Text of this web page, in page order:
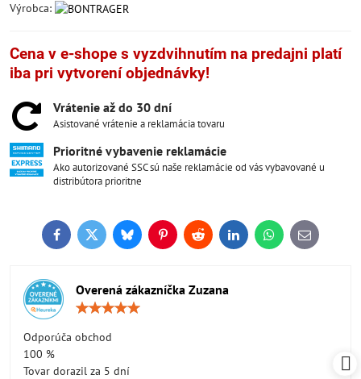
Výrobca:
Cena v e-shope s vyzdvihnutím na predajni platí
iba pri vytvorení objednávky!
Vrátenie až do 30 dní
Asistované vrátenie a reklamácia tovaru
Prioritné vybavenie reklamácie
Ako autorizované SSC sú naše reklamácie od vás vybavované u
distribútora prioritne
FacebookTwitterBlueskyPinterestReddit LinkedInWhatsApp
E-
mail
Overená zákazníčka Zuzana
Odporúča obchod
100 %
Tovar dorazil za 5 dní